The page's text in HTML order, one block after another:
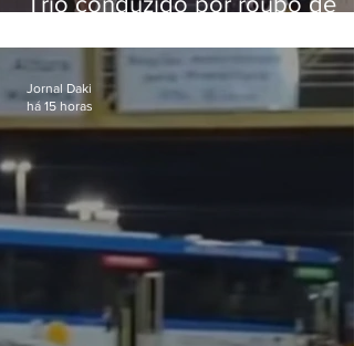
passagens
Jornal Daki
há 15 horas